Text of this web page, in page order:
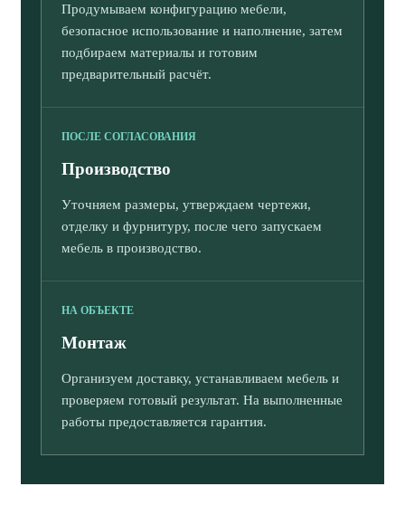
Продумываем конфигурацию мебели,
безопасное использование и наполнение, затем
подбираем материалы и готовим
предварительный расчёт.
ПОСЛЕ СОГЛАСОВАНИЯ
Производство
Уточняем размеры, утверждаем чертежи,
отделку и фурнитуру, после чего запускаем
мебель в производство.
НА ОБЪЕКТЕ
Монтаж
Организуем доставку, устанавливаем мебель и
проверяем готовый результат. На выполненные
работы предоставляется гарантия.